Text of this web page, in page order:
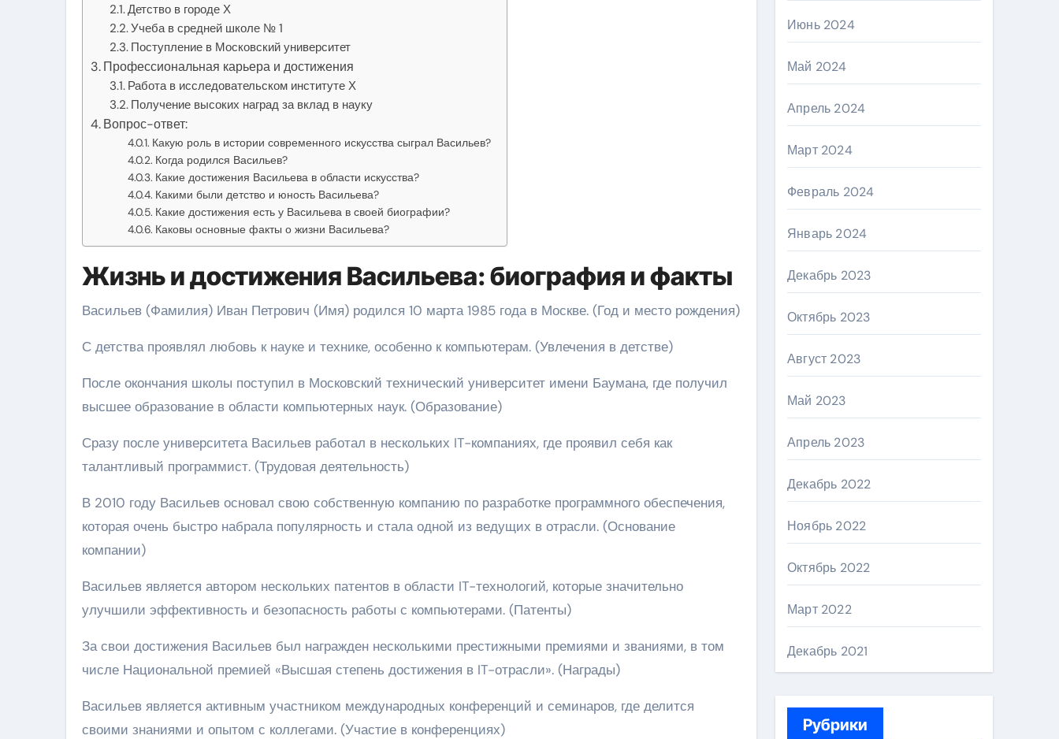
Детство в городе Х
Учеба в средней школе № 1
Поступление в Московский университет
Профессиональная карьера и достижения
Работа в исследовательском институте Х
Получение высоких наград за вклад в науку
Вопрос-ответ:
Какую роль в истории современного искусства сыграл Васильев?
Когда родился Васильев?
Какие достижения Васильева в области искусства?
Какими были детство и юность Васильева?
Какие достижения есть у Васильева в своей биографии?
Каковы основные факты о жизни Васильева?
Жизнь и достижения Васильева: биография и факты
Васильев (Фамилия) Иван Петрович (Имя) родился 10 марта 1985 года в Москве. (Год и место рождения)
С детства проявлял любовь к науке и технике, особенно к компьютерам. (Увлечения в детстве)
После окончания школы поступил в Московский технический университет имени Баумана, где получил
высшее образование в области компьютерных наук. (Образование)
Сразу после университета Васильев работал в нескольких IT-компаниях, где проявил себя как
талантливый программист. (Трудовая деятельность)
В 2010 году Васильев основал свою собственную компанию по разработке программного обеспечения,
которая очень быстро набрала популярность и стала одной из ведущих в отрасли. (Основание
компании)
Васильев является автором нескольких патентов в области IT-технологий, которые значительно
улучшили эффективность и безопасность работы с компьютерами. (Патенты)
За свои достижения Васильев был награжден несколькими престижными премиями и званиями, в том
числе Национальной премией «Высшая степень достижения в IT-отрасли». (Награды)
Васильев является активным участником международных конференций и семинаров, где делится
своими знаниями и опытом с коллегами. (Участие в конференциях)
Июнь 2024
Май 2024
Апрель 2024
Март 2024
Февраль 2024
Январь 2024
Декабрь 2023
Октябрь 2023
Август 2023
Май 2023
Апрель 2023
Декабрь 2022
Ноябрь 2022
Октябрь 2022
Март 2022
Декабрь 2021
Рубрики